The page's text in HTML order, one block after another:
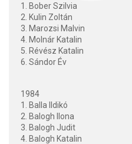
1. Bober Szilvia
2. Kulin Zoltán
3. Marozsi Malvin
4. Molnár Katalin
5. Révész Katalin
6. Sándor Év
1984
1. Balla Ildikó
2. Balogh Ilona
3. Balogh Judit
4. Balogh Katalin